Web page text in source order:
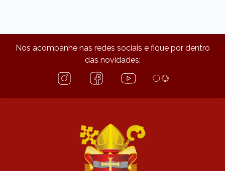
Nos acompanhe nas redes sociais e fique por dentro
das novidades: